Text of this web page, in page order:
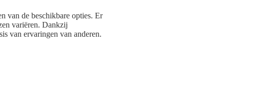
van de beschikbare opties. Er
variëren. Dankzij
van ervaringen van anderen.